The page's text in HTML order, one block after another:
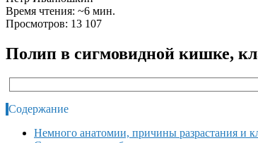
Время чтения: ~6 мин.
Просмотров: 13 107
Полип в сигмовидной кишке,
Содержание
Немного анатомии, причины разрастания и